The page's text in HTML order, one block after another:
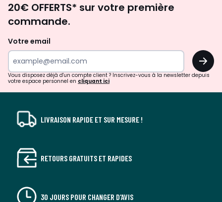
d'inspirations
surprises?
20€ OFFERTS* sur votre première
commande.
Votre email
OK
Vous disposez déjà d'un compte client ? Inscrivez-vous à la newsletter depuis
votre espace personnel en cliquant ici
LIVRAISON RAPIDE ET SUR MESURE !
RETOURS GRATUITS ET RAPIDES
30 JOURS POUR CHANGER D'AVIS